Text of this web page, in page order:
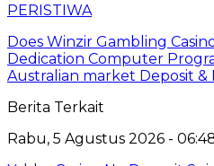
PERISTIWA
Does Winzir Gambling
Dedication Computer
Australian market Deposit &
Berita Terkait
Rabu, 5 Agustus 2026 -